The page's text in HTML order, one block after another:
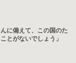
に備えて、この国のた
とがないでしょう」